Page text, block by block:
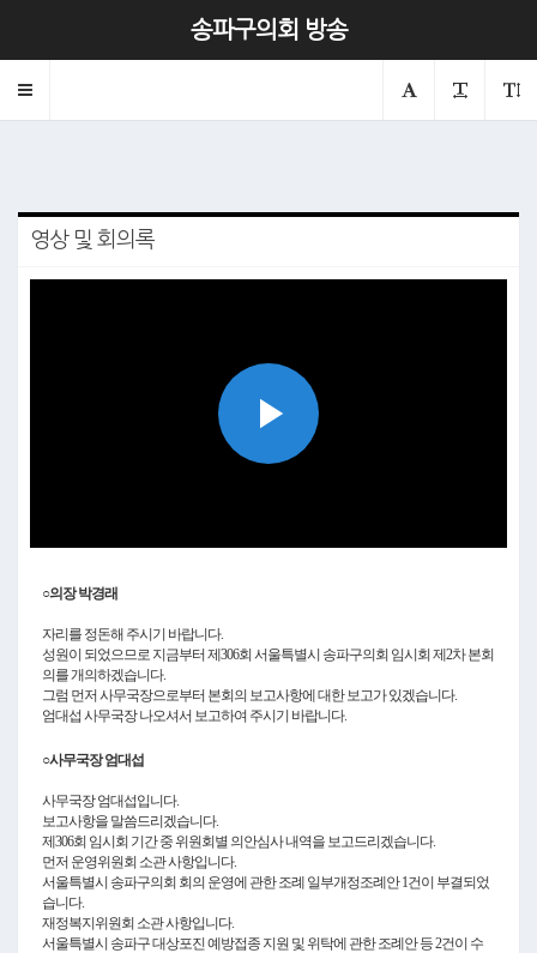
송파구의회 방송
Toggle
제306회 본회의 제2차 2023.10.26
영상 및 회의록
Play
Video
○의장 박경래
자리를 정돈해 주시기 바랍니다.
성원이 되었으므로 지금부터 제306회 서울특별시 송파구의회 임시회 제2차 본회
의를 개의하겠습니다.
그럼 먼저 사무국장으로부터 본회의 보고사항에 대한 보고가 있겠습니다.
엄대섭 사무국장 나오셔서 보고하여 주시기 바랍니다.
○사무국장 엄대섭
사무국장 엄대섭입니다.
보고사항을 말씀드리겠습니다.
제306회 임시회 기간 중 위원회별 의안심사 내역을 보고드리겠습니다.
먼저 운영위원회 소관 사항입니다.
서울특별시 송파구의회 회의 운영에 관한 조례 일부개정조례안 1건이 부결되었
습니다.
재정복지위원회 소관 사항입니다.
서울특별시 송파구 대상포진 예방접종 지원 및 위탁에 관한 조례안 등 2건이 수